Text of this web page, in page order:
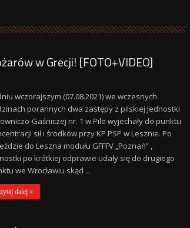
w Grecji! [FOTO+VIDEO]
wczorajszym (07.08.2021) we wczesnych
porannych dwa zastępy z pilskiej Jednostki
Gaśniczej nr. 1 w Pile wyjechały do punktu
sił i środków przy KP PSP w Lesznie. Po
do Leszna modułu GFFFV „Poznań” ,
po krótkiej odprawie udały się do drugiego
we Wrocławiu skąd ...
dalej »